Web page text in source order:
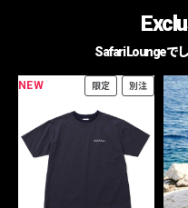
Safari Loungeで
NEW 限定 別注